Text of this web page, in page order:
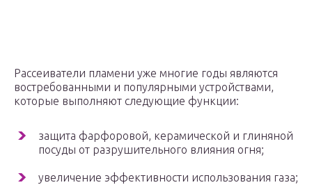
Рассеиватели пламени уже многие годы являются
востребованными и популярными устройствами,
которые выполняют следующие функции:
защита фарфоровой, керамической и глиняной
посуды от разрушительного влияния огня;
увеличение эффективности использования газа;